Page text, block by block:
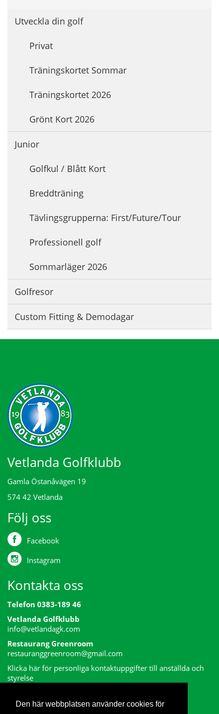
Den här webbplatsen använder cookies för
Utveckla din golf
Privat
Träningskortet Sommar
Träningskortet 2026
Grönt Kort 2026
Junior
Golfkul / Blått Kort
Breddträning
Tävlingsgrupperna: First/Future/Tour
Professionell golf
Sommarläger 2026
Golfresor
Custom Fitting & Demodagar
Vetlanda Golfklubb
Gamla Östanåvägen 19
574 42 Vetlanda
Följ oss
Facebook
Instagram
Kontakta oss
Telefon 0383-189 46
Vetlanda Golfklubb
info@vetlandagk.com
Restaurang Greenroom
restauranggreenroom@gmail.com
Klicka här för personliga kontaktuppgifter till anställda och
styrelse